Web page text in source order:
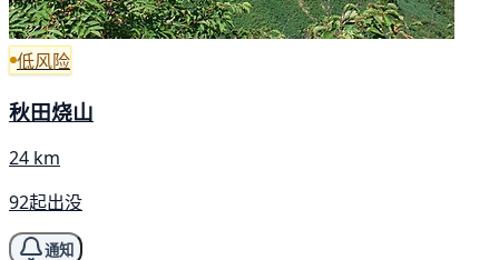
低风险
秋田烧山
24 km
92起出没
通知